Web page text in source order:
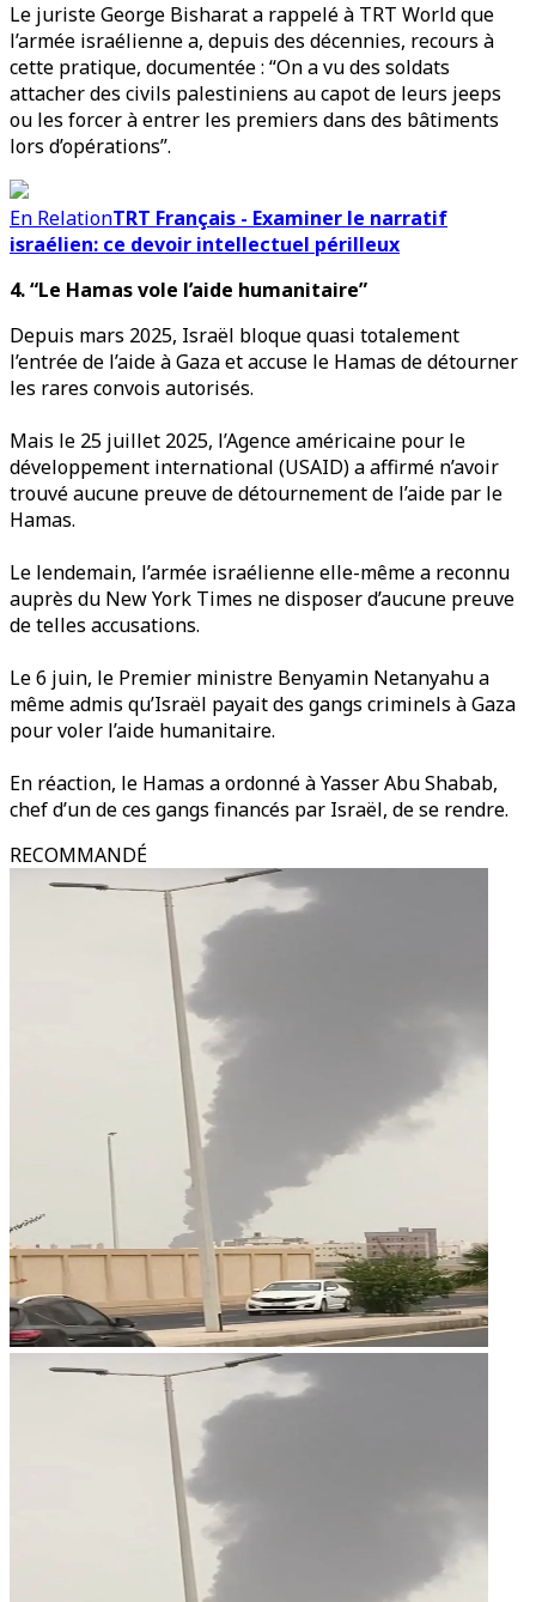
Le juriste George Bisharat a rappelé à TRT World que
l’armée israélienne a, depuis des décennies, recours à
cette pratique, documentée : “On a vu des soldats
attacher des civils palestiniens au capot de leurs jeeps
ou les forcer à entrer les premiers dans des bâtiments
lors d’opérations”.
En RelationTRT Français - Examiner le narratif
israélien: ce devoir intellectuel périlleux
4. “Le Hamas vole l’aide humanitaire”
Depuis mars 2025, Israël bloque quasi totalement
l’entrée de l’aide à Gaza et accuse le Hamas de détourner
les rares convois autorisés.
Mais le 25 juillet 2025, l’Agence américaine pour le
développement international (USAID) a affirmé n’avoir
trouvé aucune preuve de détournement de l’aide par le
Hamas.
Le lendemain, l’armée israélienne elle-même a reconnu
auprès du New York Times ne disposer d’aucune preuve
de telles accusations.
Le 6 juin, le Premier ministre Benyamin Netanyahu a
même admis qu’Israël payait des gangs criminels à Gaza
pour voler l’aide humanitaire.
En réaction, le Hamas a ordonné à Yasser Abu Shabab,
chef d’un de ces gangs financés par Israël, de se rendre.
RECOMMANDÉ